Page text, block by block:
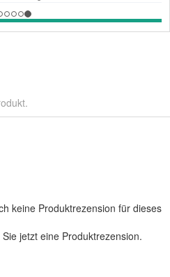
keine Produktrezension für dieses
jetzt eine Produktrezension.